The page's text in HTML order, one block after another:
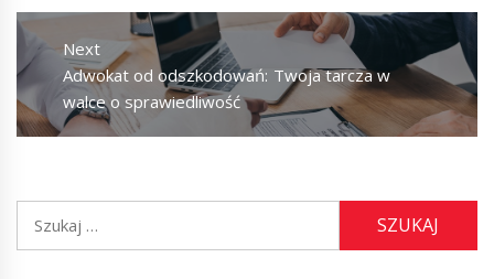
Next
Next
post:
Adwokat od odszkodowań: Twoja tarcza w
walce o sprawiedliwość